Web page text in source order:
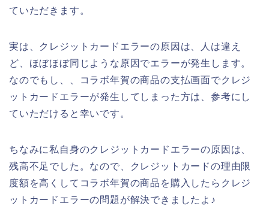
ていただきます。
実は、クレジットカードエラーの原因は、人は違え
ど、ほぼほぼ同じような原因でエラーが発生します。
なのでもし、、コラボ年賀の商品の支払画面でクレジ
ットカードエラーが発生してしまった方は、参考にし
ていただけると幸いです。
ちなみに私自身のクレジットカードエラーの原因は、
残高不足でした。なので、クレジットカードの理由限
度額を高くしてコラボ年賀の商品を購入したらクレジ
ットカードエラーの問題が解決できましたよ♪